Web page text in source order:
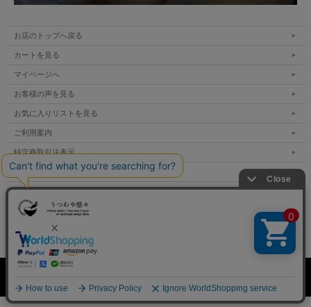
お店のトップへ戻る
カートを見る
マイページへ
お客様の声を見る
お気に入りリストを見る
ご利用案内
特定商取引法表示
個人情報の取扱い
サイトマップ
メルマガ登録
お問い合わせ
Copyright Utsuwaya Yuuyuu All Rights Reserved.